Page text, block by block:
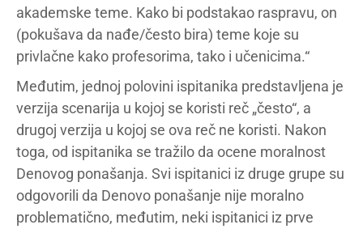
akademske teme. Kako bi podstakao raspravu, on
(pokušava da nađe/često bira) teme koje su
privlačne kako profesorima, tako i učenicima.“
Međutim, jednoj polovini ispitanika predstavljena je
verzija scenarija u kojoj se koristi reč „često“, a
drugoj verzija u kojoj se ova reč ne koristi. Nakon
toga, od ispitanika se tražilo da ocene moralnost
Denovog ponašanja. Svi ispitanici iz druge grupe su
odgovorili da Denovo ponašanje nije moralno
problematično, međutim, neki ispitanici iz prve